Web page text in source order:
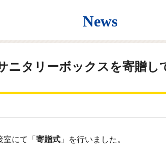
News
ニタリーボックスを寄贈し
にて「 寄贈式 」を行いました。